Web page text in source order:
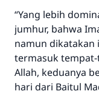
“Yang lebih
jumhur, bahwa
namun dikatakan
termasuk
Allah, keduanya
hari dari Baitul